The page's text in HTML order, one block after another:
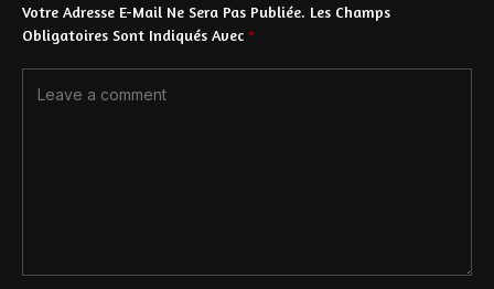
Votre Adresse E-Mail Ne Sera Pas Publiée. Les Champs
Obligatoires Sont Indiqués Avec *